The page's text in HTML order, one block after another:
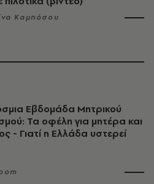
Καμπόσου
Εβδομάδα Μητρικού
Τα οφέλη για μητέρα και
- Γιατί η Ελλάδα υστερεί